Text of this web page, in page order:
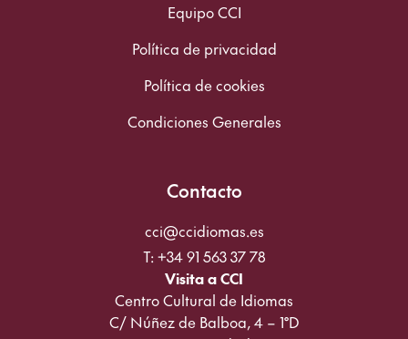
Equipo CCI
Política de privacidad
Política de cookies
Condiciones Generales
Contacto
cci@ccidiomas.es
T: +34 91 563 37 78
Visita a CCI
Centro Cultural de Idiomas
C/ Núñez de Balboa, 4 – 1°D